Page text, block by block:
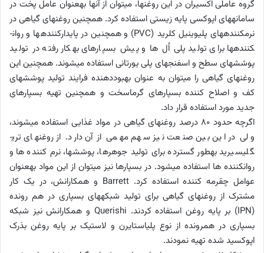
گروه عاملی اکسیران در این روغن­ها، می­توان از آن­ها به­عنوان عامل پخت در
سامانه­های اپوکسی پایه زیستی استفاده کرد. هم­چنین روغن­های گیاهی در
نرم­کننده­های پلی­وینیل کلرید (PVC) و هم­چنین در پایدارکننده­ها و روان­
کننده­ها برای تولید پلی اُل ­ها و پیش بسپارهای به­کار رفته در تولید
پوشش­های سطح و اسفنج­های پلی ­یورتانی استفاده می­شوند. هم­چنین این
روغن­های گیاهی را می­توان به ­عنوان بهبوددهنده فرایند تولید پوشش­های
کف و اصلاح ­کننده بسپارهای گرماسخت و هم­چنین تهیه بسپارهای
جدید مورد استفاده قرار داد.
اگرچه حدود 80 درصد روغن­های گیاهی در مواد غذایی استفاده می­شوند،
ولی در این بین صنعت نیز سهم مهمی از آن دارد. از روغن­های تری­
گلیسیرید به­طور گسترده برای تولید جوهرها، پوشش­ها، نرم ­کننده­ ها و
روان­کننده­ ها استفاده می­شود. در بسپارها نیز می­توان از این مواد به­عنوان
عوامل چقرمه ­کننده استفاده کرد. Barrett و همکارانش، در یک کار
مشترک از روغن­های گیاهی برای تولید شبکه­های بسپاری در هم رونده
(
IPN) بر پایه روغن استفاده کردند. Querishi و همکارانش نیز شبکه
بسپاری در هم­رونده از نوع پلی­استایرن و لاستیک بر پایه روغن بذرک
اپوکسید شده تهیه نمودند.